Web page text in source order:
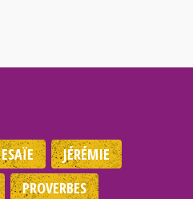
ESAÏE
JÉRÉMIE
PROVERBES